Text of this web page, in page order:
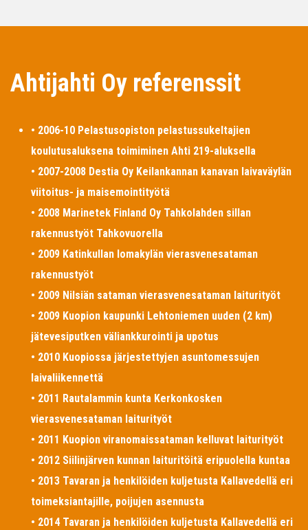
Ahtijahti Oy referenssit
• 2006-10 Pelastusopiston pelastussukeltajien
koulutusaluksena toimiminen Ahti 219-aluksella
• 2007-2008 Destia Oy Keilankannan kanavan laivaväylän
viitoitus- ja maisemointityötä
• 2008 Marinetek Finland Oy Tahkolahden sillan
rakennustyöt Tahkovuorella
• 2009 Katinkullan lomakylän vierasvenesataman
rakennustyöt
• 2009 Nilsiän sataman vierasvenesataman laiturityöt
• 2009 Kuopion kaupunki Lehtoniemen uuden (2 km)
jätevesiputken väliankkurointi ja upotus
• 2010 Kuopiossa järjestettyjen asuntomessujen
laivaliikennettä
• 2011 Rautalammin kunta Kerkonkosken
vierasvenesataman laiturityöt
• 2011 Kuopion viranomaissataman kelluvat laiturityöt
• 2012 Siilinjärven kunnan laituritöitä eripuolella kuntaa
• 2013 Tavaran ja henkilöiden kuljetusta Kallavedellä eri
toimeksiantajille, poijujen asennusta
• 2014 Tavaran ja henkilöiden kuljetusta Kallavedellä eri